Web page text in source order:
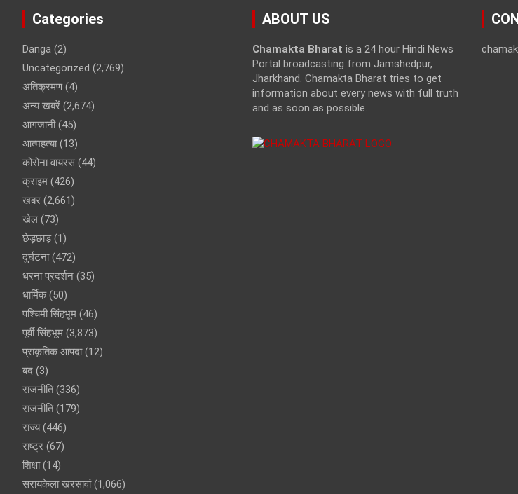
Categories
Danga (2)
Uncategorized (2,769)
अतिक्रमण(4)
अन्य खबरें (2,674)
आगजानी(45)
आत्महत्या(13)
कोरोना वायरस (44)
क्राइम (426)
खबर (2,661)
खेल (73)
छेड़छाड़(1)
दुर्घटना(472)
धरना प्रदर्शन (35)
धार्मिक(50)
पश्चिमी सिंहभूम (46)
पूर्वी सिंहभूम (3,873)
प्राकृतिक आपदा(12)
बंद (3)
राजनीति(336)
राजनीति(179)
राज्य(446)
राष्ट्र (67)
शिक्षा(14)
सरायकेला खरसावां(1,066)
ABOUT US
Chamakta Bharat is a 24 hour Hindi News
Portal broadcasting from Jamshedpur,
Jharkhand. Chamakta Bharat tries to get
information about every news with full truth
and as soon as possible.